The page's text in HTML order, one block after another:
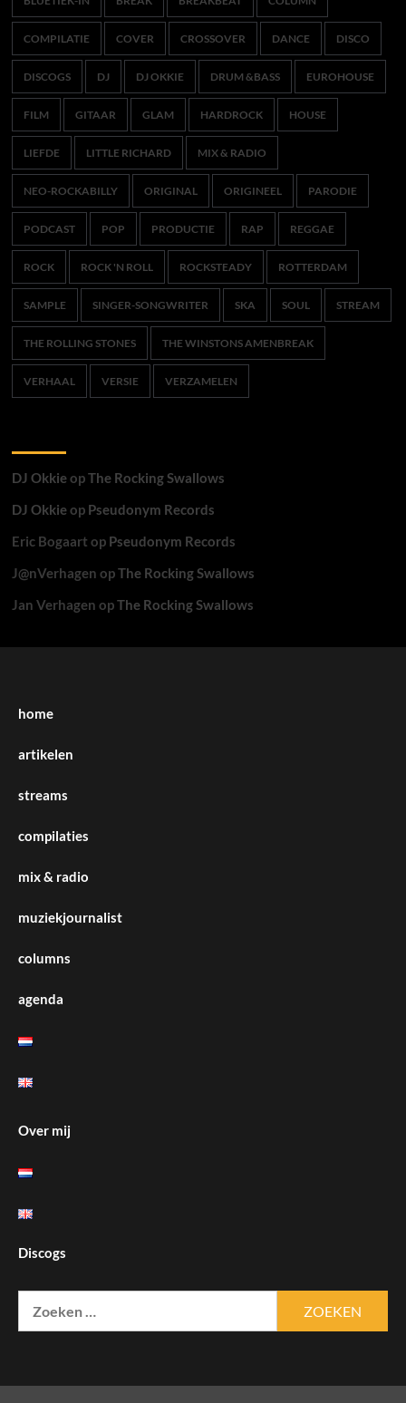
COMPILATIE COVER CROSSOVER DANCE DISCO
DISCOGS DJ DJ OKKIE DRUM &BASS EUROHOUSE
FILM GITAAR GLAM HARDROCK HOUSE
LIEFDE LITTLE RICHARD MIX & RADIO
NEO-ROCKABILLY ORIGINAL ORIGINEEL PARODIE
PODCAST POP PRODUCTIE RAP REGGAE
ROCK ROCK 'N ROLL ROCKSTEADY ROTTERDAM
SAMPLE SINGER-SONGWRITER SKA SOUL STREAM
THE ROLLING STONES THE WINSTONS AMENBREAK
VERHAAL VERSIE VERZAMELEN
DJ OkkieopThe Rocking Swallows
DJ Okkieop Pseudonym Records
Eric Bogaart op Pseudonym Records
J@nVerhagen opThe Rocking Swallows
Jan Verhagen opThe Rocking Swallows
home
artikelen
streams
compilaties
mix & radio
muziekjournalist
columns
agenda
Over mij
Discogs